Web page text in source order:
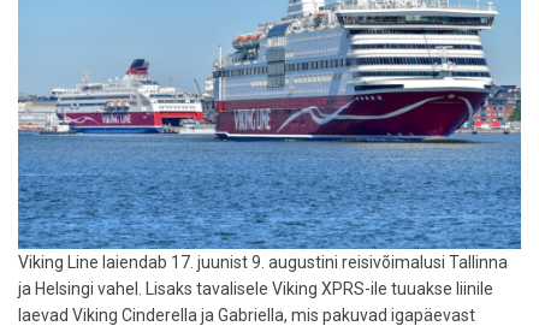
Viking Line laiendab 17. juunist 9. augustini reisivõimalusi Tallinna
ja Helsingi vahel. Lisaks tavalisele Viking XPRS-ile tuuakse liinile
laevad Viking Cinderella ja Gabriella, mis pakuvad igapäevast